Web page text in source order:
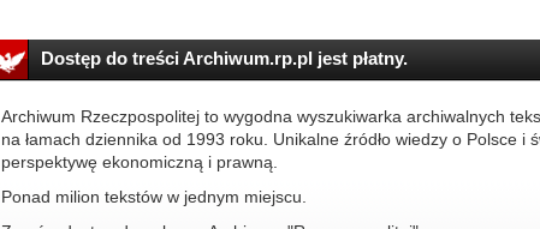
Dostęp do treści Archiwum.rp.pl jest płatny.
Archiwum Rzeczpospolitej to wygodna wyszukiwarka archiwalnych
na łamach dziennika od 1993 roku. Unikalne źródło wiedzy o Polsce i
perspektywę ekonomiczną i prawną.
Ponad milion tekstów w jednym miejscu.